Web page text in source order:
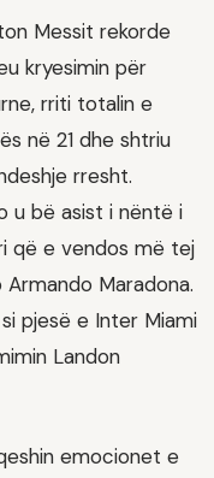
Messit rekorde
kryesimin për
rriti totalin e
në 21 dhe shtriu
rresht.
u bë asist i nëntë i
që e vendos më tej
Maradona.
pjesë e Inter Miami
Landon
emocionet e